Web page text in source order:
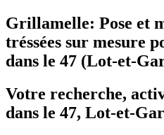
Grillamelle: Pose et
tréssées sur mesure
dans le 47 (Lot-et-
Votre recherche,
dans le 47, Lot-et-